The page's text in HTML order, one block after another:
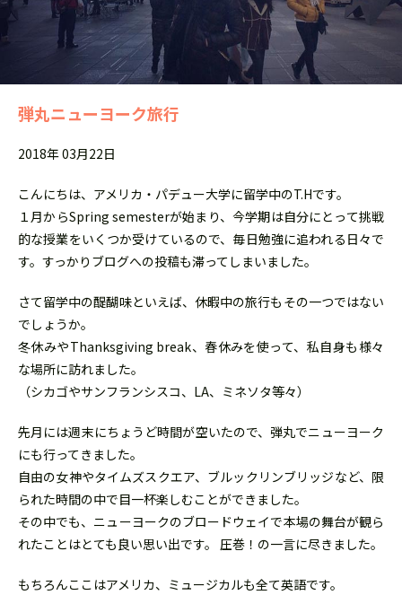
弾丸ニューヨーク旅行
2018年 03月22日
こんにちは、アメリカ・パデュー大学に留学中のT.Hです。
１月からSpring semesterが始まり、今学期は自分にとって挑戦
的な授業をいくつか受けているので、毎日勉強に追われる日々で
す。すっかりブログへの投稿も滞ってしまいました。
さて留学中の醍醐味といえば、休暇中の旅行もその一つではない
でしょうか。
冬休みやThanksgiving break、春休みを使って、私自身も様々
な場所に訪れました。
（シカゴやサンフランシスコ、LA、ミネソタ等々）
先月には週末にちょうど時間が空いたので、弾丸でニューヨーク
にも行ってきました。
自由の女神やタイムズスクエア、ブルックリンブリッジなど、限
られた時間の中で目一杯楽しむことができました。
その中でも、ニューヨークのブロードウェイで本場の舞台が観ら
れたことはとても良い思い出です。 圧巻！の一言に尽きました。
もちろんここはアメリカ、ミュージカルも全て英語です。